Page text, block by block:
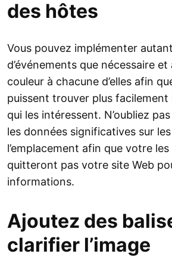
des hôtes
Vous pouvez implémenter
d’événements que nécessaire
couleur à chacune d’elles afin
puissent trouver plus facilement
qui les intéressent. N’oubliez
les données significatives sur
l’emplacement afin que votre
quitteront pas votre site Web
informations.
Ajoutez des
clarifier l’image